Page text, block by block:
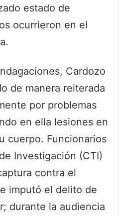
estado de
ocurrieron en el
Cardozo
de manera reiterada
por problemas
en ella lesiones en
cuerpo. Funcionarios
Investigación (CTI)
contra el
imputó el delito de
durante la audiencia